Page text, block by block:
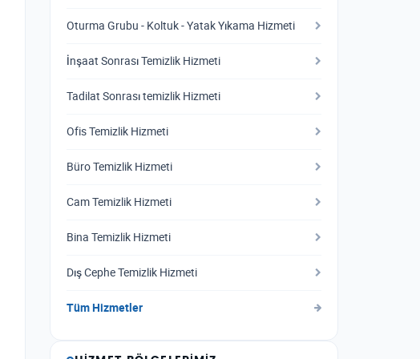
Oturma Grubu - Koltuk - Yatak Yıkama Hizmeti
İnşaat Sonrası Temizlik Hizmeti
Tadilat Sonrası temizlik Hizmeti
Ofis Temizlik Hizmeti
Büro Temizlik Hizmeti
Cam Temizlik Hizmeti
Bina Temizlik Hizmeti
Dış Cephe Temizlik Hizmeti
Tüm Hizmetler